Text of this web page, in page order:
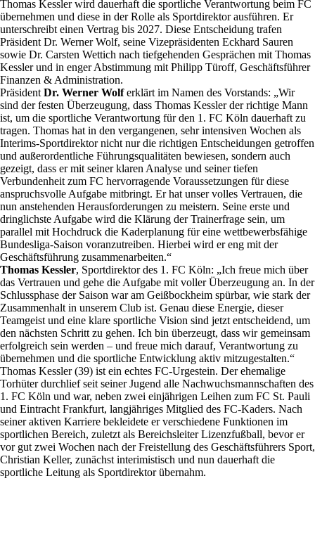
Thomas Kessler wird dauerhaft die sportliche Verantwortung beim FC
übernehmen und diese in der Rolle als Sportdirektor ausführen. Er
unterschreibt einen Vertrag bis 2027. Diese Entscheidung trafen
Präsident Dr. Werner Wolf, seine Vizepräsidenten Eckhard Sauren
sowie Dr. Carsten Wettich nach tiefgehenden Gesprächen mit Thomas
Kessler und in enger Abstimmung mit Philipp Türoff, Geschäftsführer
Finanzen & Administration.
Präsident Dr. Werner Wolferklärt im Namen des Vorstands: „Wir
sind der festen Überzeugung, dass Thomas Kessler der richtige Mann
ist, um die sportliche Verantwortung für den 1. FC Köln dauerhaft zu
tragen. Thomas hat in den vergangenen, sehr intensiven Wochen als
Interims-Sportdirektor nicht nur die richtigen Entscheidungen getroffen
und außerordentliche Führungsqualitäten bewiesen, sondern auch
gezeigt, dass er mit seiner klaren Analyse und seiner tiefen
Verbundenheit zum FC hervorragende Voraussetzungen für diese
anspruchsvolle Aufgabe mitbringt. Er hat unser volles Vertrauen, die
nun anstehenden Herausforderungen zu meistern. Seine erste und
dringlichste Aufgabe wird die Klärung der Trainerfrage sein, um
parallel mit Hochdruck die Kaderplanung für eine wettbewerbsfähige
Bundesliga-Saison voranzutreiben. Hierbei wird er eng mit der
Geschäftsführung zusammenarbeiten.“
Thomas Kessler, Sportdirektor des 1. FC Köln: „Ich freue mich über
das Vertrauen und gehe die Aufgabe mit voller Überzeugung an. In der
Schlussphase der Saison war am Geißbockheim spürbar, wie stark der
Zusammenhalt in unserem Club ist. Genau diese Energie, dieser
Teamgeist und eine klare sportliche Vision sind jetzt entscheidend, um
den nächsten Schritt zu gehen. Ich bin überzeugt, dass wir gemeinsam
erfolgreich sein werden – und freue mich darauf, Verantwortung zu
übernehmen und die sportliche Entwicklung aktiv mitzugestalten.“
Thomas Kessler (39) ist ein echtes FC-Urgestein. Der ehemalige
Torhüter durchlief seit seiner Jugend alle Nachwuchsmannschaften des
1. FC Köln und war, neben zwei einjährigen Leihen zum FC St. Pauli
und Eintracht Frankfurt, langjähriges Mitglied des FC-Kaders. Nach
seiner aktiven Karriere bekleidete er verschiedene Funktionen im
sportlichen Bereich, zuletzt als Bereichsleiter Lizenzfußball, bevor er
vor gut zwei Wochen nach der Freistellung des Geschäftsführers Sport,
Christian Keller, zunächst interimistisch und nun dauerhaft die
sportliche Leitung als Sportdirektor übernahm.